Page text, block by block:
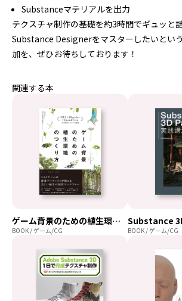
Substanceマテリアルを出力
テクスチャ制作の基礎を約3時間でギュッと
Substance Designerをマスターしたいとい
加を、ぜひお待ちしております！
関連する本
ゲーム背景のための植生環境のつくり方
BOOK / ゲーム/CG BOOK / ゲーム/CG